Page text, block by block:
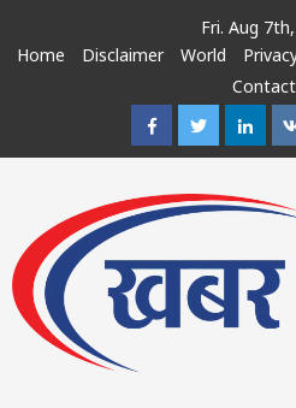
Fri. Aug
Home
Disclaimer World
FacebookTwitter